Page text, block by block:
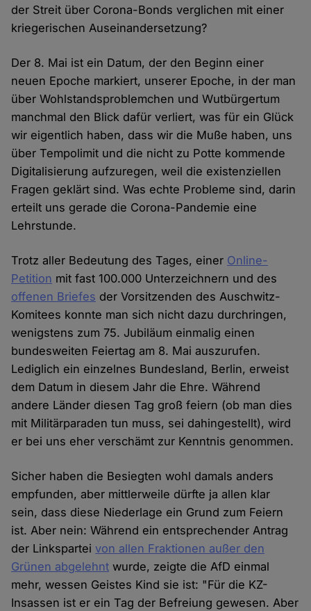
der Streit über Corona-Bonds verglichen mit einer
kriegerischen Auseinandersetzung?
Der 8. Mai ist ein Datum, der den Beginn einer
neuen Epoche markiert, unserer Epoche, in der man
über Wohlstandsproblemchen und Wutbürgertum
manchmal den Blick dafür verliert, was für ein Glück
wir eigentlich haben, dass wir die Muße haben, uns
über Tempolimit und die nicht zu Potte kommende
Digitalisierung aufzuregen, weil die existenziellen
Fragen geklärt sind. Was echte Probleme sind, darin
erteilt uns gerade die Corona-Pandemie eine
Lehrstunde.
Trotz aller Bedeutung des Tages, einer Online-
Petition mit fast 100.000 Unterzeichnern und des
offenen Briefes der Vorsitzenden des Auschwitz-
Komitees konnte man sich nicht dazu durchringen,
wenigstens zum 75. Jubiläum einmalig einen
bundesweiten Feiertag am 8. Mai auszurufen.
Lediglich ein einzelnes Bundesland, Berlin, erweist
dem Datum in diesem Jahr die Ehre. Während
andere Länder diesen Tag groß feiern (ob man dies
mit Militärparaden tun muss, sei dahingestellt), wird
er bei uns eher verschämt zur Kenntnis genommen.
Sicher haben die Besiegten wohl damals anders
empfunden, aber mittlerweile dürfte ja allen klar
sein, dass diese Niederlage ein Grund zum Feiern
ist. Aber nein: Während ein entsprechender Antrag
der Linksparteivon allen Fraktionen außer den
Grünen abgelehnt wurde, zeigte die AfD einmal
mehr, wessen Geistes Kind sie ist: "Für die KZ-
Insassen ist er ein Tag der Befreiung gewesen. Aber